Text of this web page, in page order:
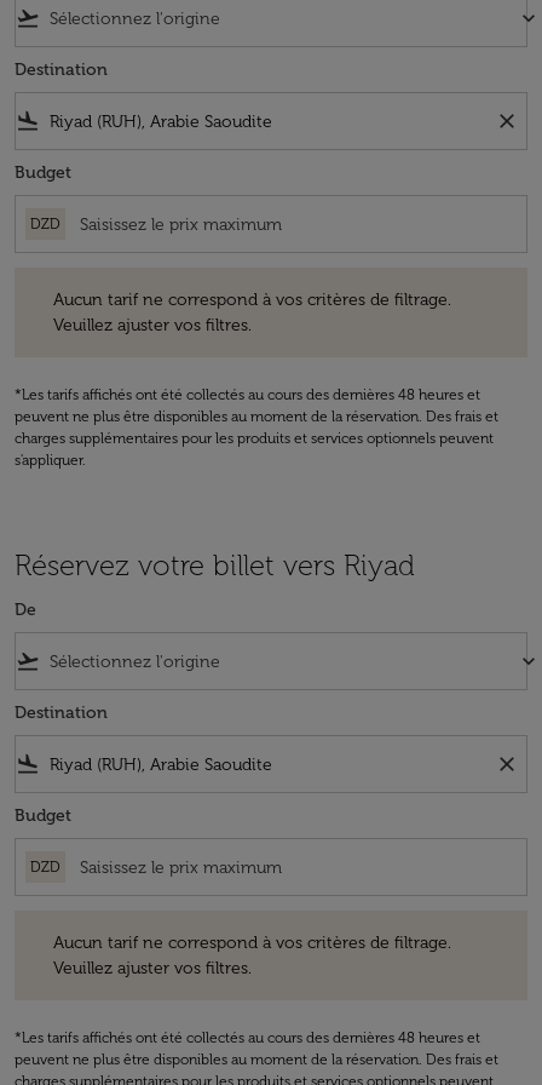
flight_takeoff keyboard_arrow_down
Destination
flight_land close
Budget
DZD
Aucun tarif ne correspond à vos critères de filtrage.
Veuillez ajuster vos filtres.
*Les tarifs affichés ont été collectés au cours des dernières 48 heures et
peuvent ne plus être disponibles au moment de la réservation. Des frais et
charges supplémentaires pour les produits et services optionnels peuvent
s'appliquer.
Réservez votre billet vers Riyad
De
flight_takeoff keyboard_arrow_down
Destination
flight_land close
Budget
DZD
Aucun tarif ne correspond à vos critères de filtrage.
Veuillez ajuster vos filtres.
*Les tarifs affichés ont été collectés au cours des dernières 48 heures et
peuvent ne plus être disponibles au moment de la réservation. Des frais et
charges supplémentaires pour les produits et services optionnels peuvent